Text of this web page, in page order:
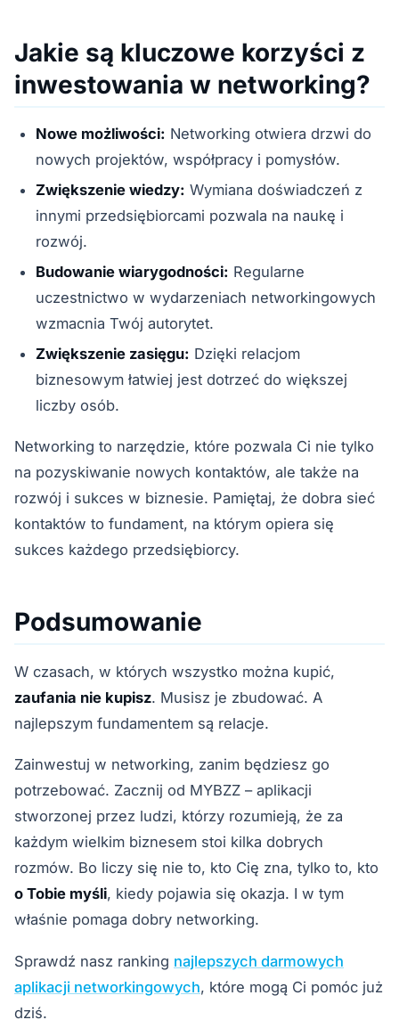
Jakie są kluczowe korzyści z
inwestowania w networking?
Nowe możliwości: Networking otwiera drzwi do
nowych projektów, współpracy i pomysłów.
Zwiększenie wiedzy: Wymiana doświadczeń z
innymi przedsiębiorcami pozwala na naukę i
rozwój.
Budowanie wiarygodności: Regularne
uczestnictwo w wydarzeniach networkingowych
wzmacnia Twój autorytet.
Zwiększenie zasięgu: Dzięki relacjom
biznesowym łatwiej jest dotrzeć do większej
liczby osób.
Networking to narzędzie, które pozwala Ci nie tylko
na pozyskiwanie nowych kontaktów, ale także na
rozwój i sukces w biznesie. Pamiętaj, że dobra sieć
kontaktów to fundament, na którym opiera się
sukces każdego przedsiębiorcy.
Podsumowanie
W czasach, w których wszystko można kupić,
zaufania nie kupisz. Musisz je zbudować. A
najlepszym fundamentem są relacje.
Zainwestuj w networking, zanim będziesz go
potrzebować. Zacznij od MYBZZ – aplikacji
stworzonej przez ludzi, którzy rozumieją, że za
każdym wielkim biznesem stoi kilka dobrych
rozmów. Bo liczy się nie to, kto Cię zna, tylko to, kto
o Tobie myśli, kiedy pojawia się okazja. I w tym
właśnie pomaga dobry networking.
Sprawdź nasz ranking najlepszych darmowych
aplikacji networkingowych, które mogą Ci pomóc już
dziś.